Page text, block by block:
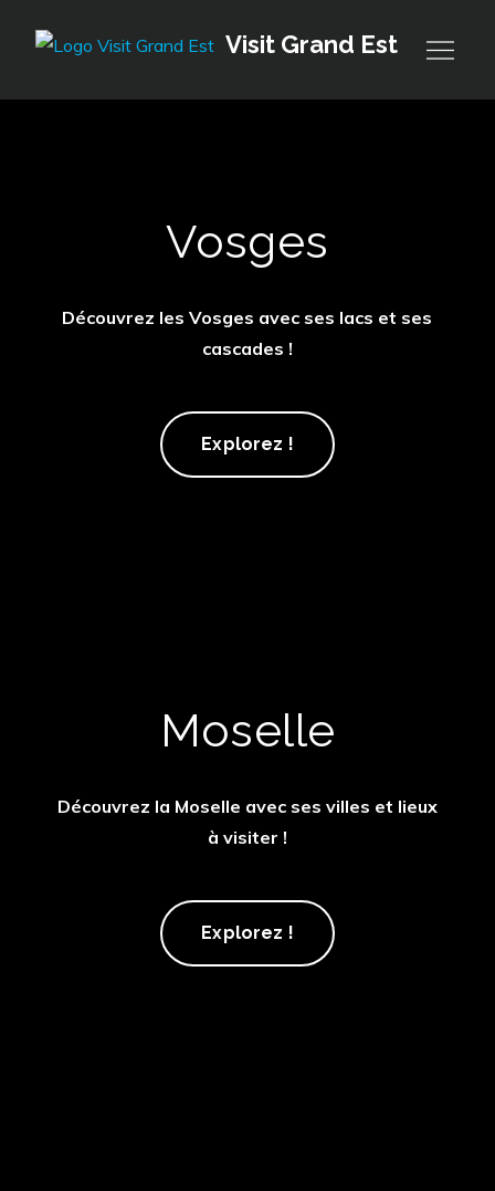
Visit Grand Est
Vosges
Découvrez les Vosges avec ses lacs et ses
cascades !
Vosges
Explorez !
Moselle
Découvrez la Moselle avec ses villes et lieux
à visiter !
Moselle
Explorez !